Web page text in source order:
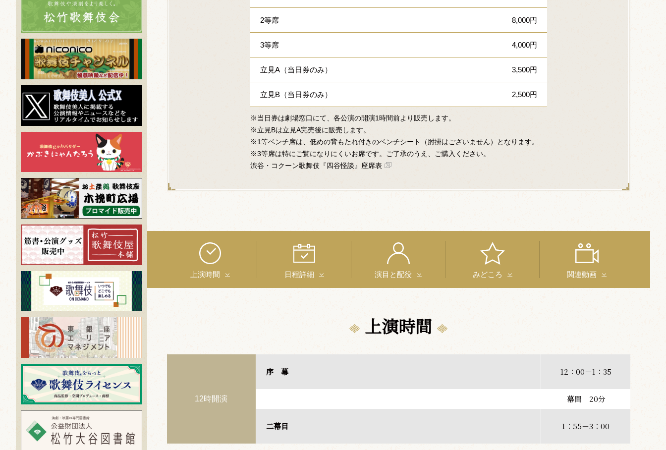
2等席 8,000円
3等席 4,000円
立見A（当日券のみ） 3,500円
立見B（当日券のみ） 2,500円
※当日券は劇場窓口にて、各公演の開演1時間前より販売します。
※立見Bは立見A完売後に販売します。
※1等ベンチ席は、低めの背もたれ付きのベンチシート（肘掛はございません）となります。
※3等席は特にご覧になりにくいお席です。ご了承のうえ、ご購入ください。
渋谷・コクーン歌舞伎『四谷怪談』座席表
上演時間 日程詳細 演目と配役 みどころ 関連動画
上演時間
12時開演
序 幕 12：00－1：35
幕間 20分
二幕目 1：55－3：00